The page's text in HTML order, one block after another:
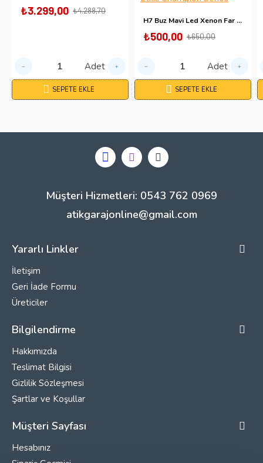
₺3.299,00 ₺4.288,70
Adet
SEPETE EKLE
H7 Buz Mavi Led Xenon Far Ampülü Led Zenon Yeni Nesil Şimşek Etkili Champion Series
₺500,00 ₺650,00
Adet
SEPETE EKLE
Müşteri Hizmetleri: 0543 762 0969
atikgarajonline@gmail.com
Yararlı Linkler
İletişim
Geri İade Formu
Üreticiler
Bilgilendirme
Hakkımızda
Teslimat Bilgisi
Gizlilik Sözleşmesi
Şartlar ve Koşullar
Müşteri Sayfası
Hesabınız